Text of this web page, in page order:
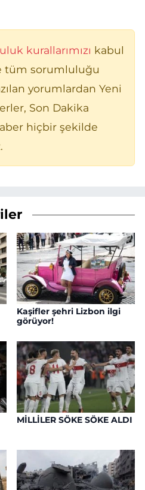
kurallarımızı kabul
tüm sorumluluğu
yorumlardan Yeni
Son Dakika
hiçbir şekilde
Kaşifler şehri Lizbon ilgi
görüyor!
MİLLİLER SÖKE SÖKE ALDI